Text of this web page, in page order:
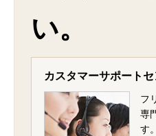
い。
カスタマーサポート
フ
専
す。